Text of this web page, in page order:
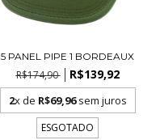
5 PANEL PIPE 1 BORDEAUX
R$174,90 R$139,92
2x de R$69,96sem juros
ESGOTADO